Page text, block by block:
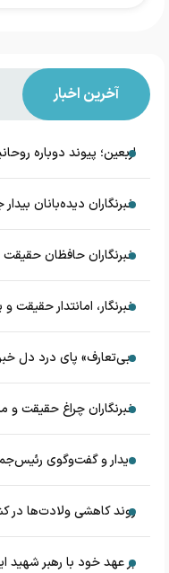
آخرین اخبار
اربعین؛ پیوند دوباره
خبرنگاران دیده‌بانان
خبرنگاران حافظان
خبرنگار، امانتدار
«بی‌تعارف» پای درد دل
خبرنگاران چراغ حقیقت و
دیدار و گفت‌وگوی
روند کاهشی ولادت‌ها در کشور/ شارژ
بر عهد خود با رهبر شهید